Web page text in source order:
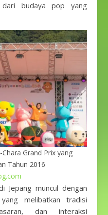
budaya pop yang
Grand Prix yang
Tahun 2016
Jepang muncul dengan
melibatkan tradisi
dan interaksi